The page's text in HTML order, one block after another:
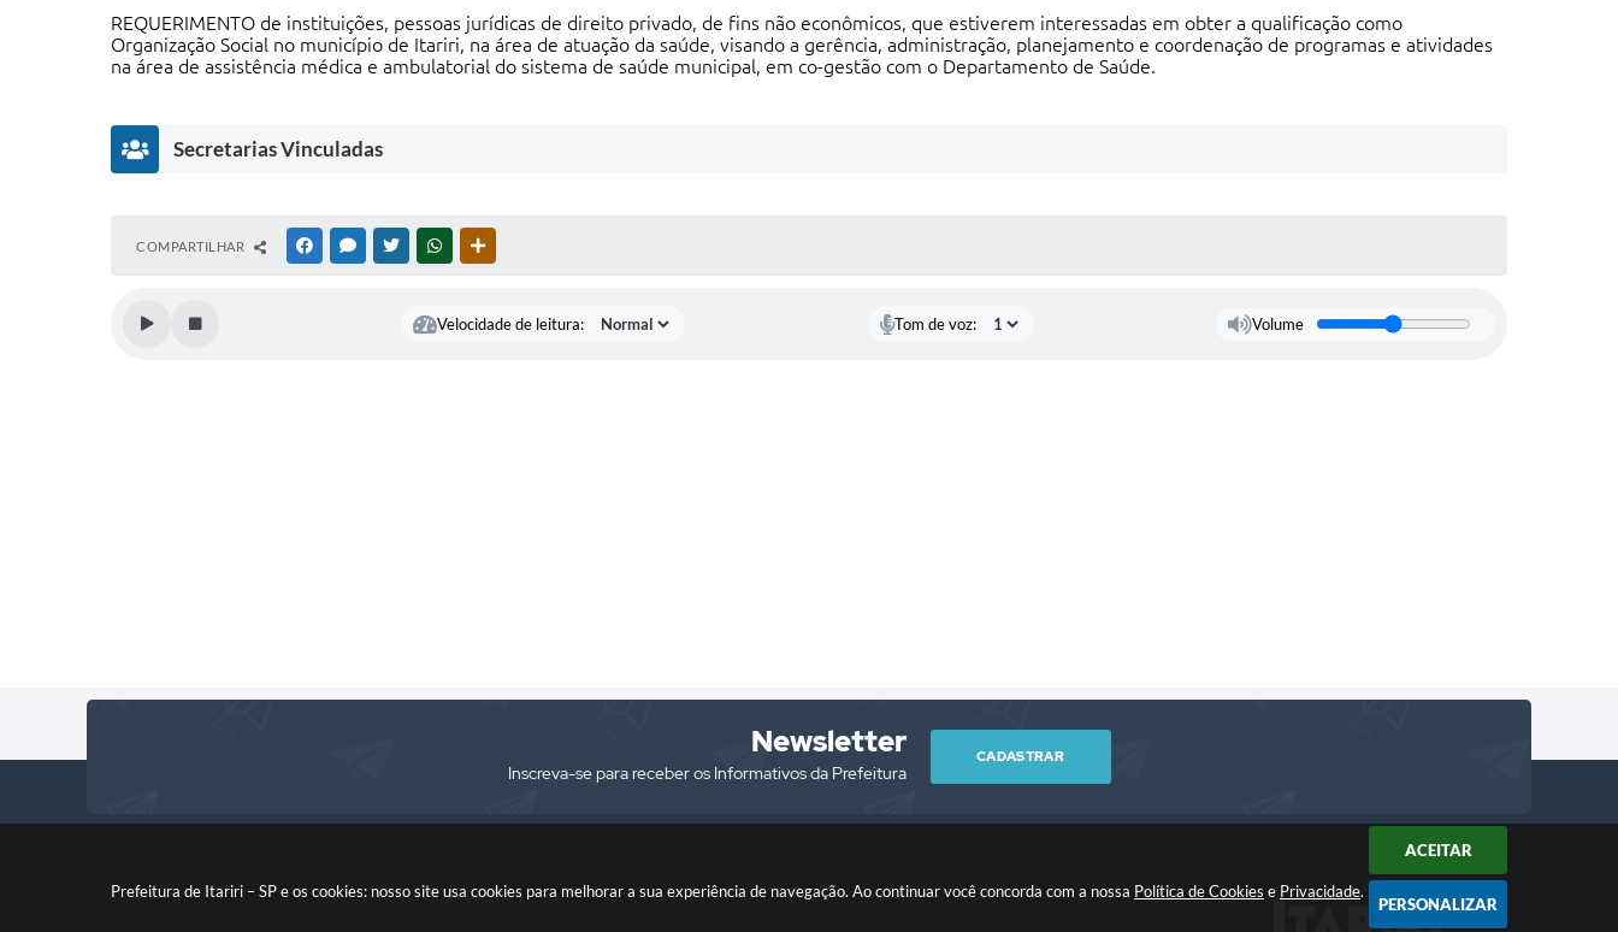
Prefeitura de Itariri – SP e os cookies: nosso site usa cookies para melhorar a sua experiência de navegação. Ao continuar você concorda com a nossa Política de Cookies e Privacidade.
ACEITAR
PERSONALIZAR
REQUERIMENTO de instituições, pessoas jurídicas de direito privado, de fins não econômicos, que estiverem interessadas em obter a qualificação como
Organização Social no município de Itariri, na área de atuação da saúde, visando a gerência, administração, planejamento e coordenação de programas e atividades
na área de assistência médica e ambulatorial do sistema de saúde municipal, em co-gestão com o Departamento de Saúde.
Secretarias Vinculadas
Departamento
COMPARTILHAR FACEBOOKMESSENGER
TWITTERWHATSAPP
Velocidade de leitura: Tom de voz: Volume
Newsletter
Inscreva-se para receber os Informativos da Prefeitura
CADASTRAR